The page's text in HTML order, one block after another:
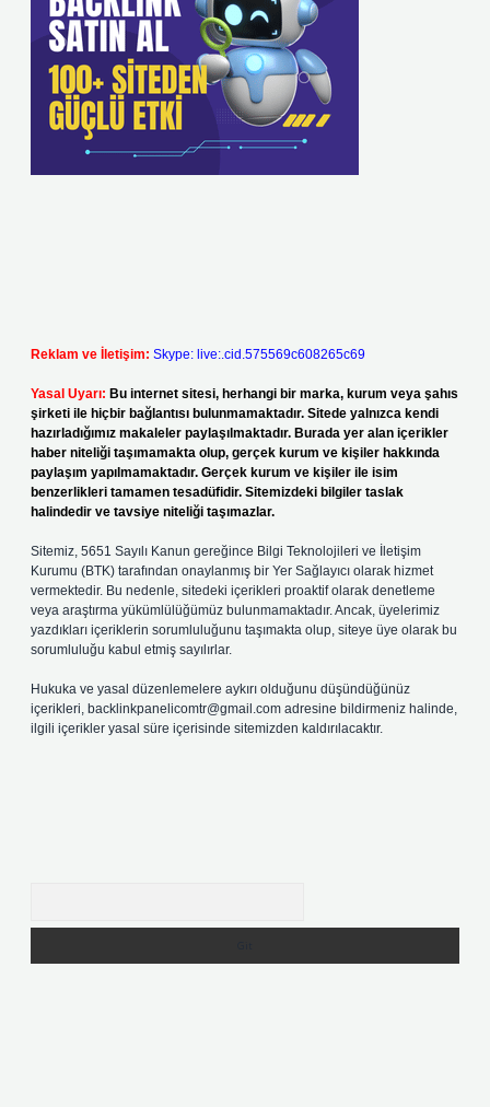
Reklam ve İletişim: Skype: live:.cid.575569c608265c69
Yasal Uyarı: Bu internet sitesi, herhangi bir marka, kurum veya şahıs
şirketi ile hiçbir bağlantısı bulunmamaktadır. Sitede yalnızca kendi
hazırladığımız makaleler paylaşılmaktadır. Burada yer alan içerikler
haber niteliği taşımamakta olup, gerçek kurum ve kişiler hakkında
paylaşım yapılmamaktadır. Gerçek kurum ve kişiler ile isim
benzerlikleri tamamen tesadüfidir. Sitemizdeki bilgiler taslak
halindedir ve tavsiye niteliği taşımazlar.
Sitemiz, 5651 Sayılı Kanun gereğince Bilgi Teknolojileri ve İletişim
Kurumu (BTK) tarafından onaylanmış bir Yer Sağlayıcı olarak hizmet
vermektedir. Bu nedenle, sitedeki içerikleri proaktif olarak denetleme
veya araştırma yükümlülüğümüz bulunmamaktadır. Ancak, üyelerimiz
yazdıkları içeriklerin sorumluluğunu taşımakta olup, siteye üye olarak bu
sorumluluğu kabul etmiş sayılırlar.
Hukuka ve yasal düzenlemelere aykırı olduğunu düşündüğünüz
içerikleri, backlinkpanelicomtr@gmail.com adresine bildirmeniz halinde,
ilgili içerikler yasal süre içerisinde sitemizden kaldırılacaktır.